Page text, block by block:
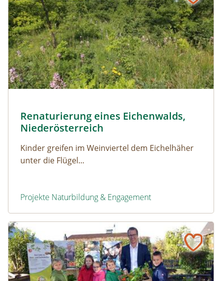
Naturerfolg: Renaturierung eines Eichenwalds,
Renaturierung eines Eichenwalds,
Niederösterreich
Kinder greifen im Weinviertel dem Eichelhäher
unter die Flügel...
Projekte Naturbildung & Engagement
Renaturierung eines Eichenwalds, Niederösterreich
Naturerfolg: Praxisorientierte Umweltbildung, Vorarlberg